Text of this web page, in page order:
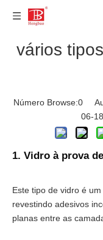
vários
Número Browse:0
06-
1. Vidro à prova
Este tipo de vidro é
revestindo adesivos
planas entre as